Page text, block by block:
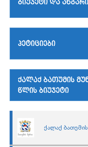
ბიუჯეტი და
პეტიციები
ქალაქ ბათუმის
წლის ბიუჯეტი
ქალაქ